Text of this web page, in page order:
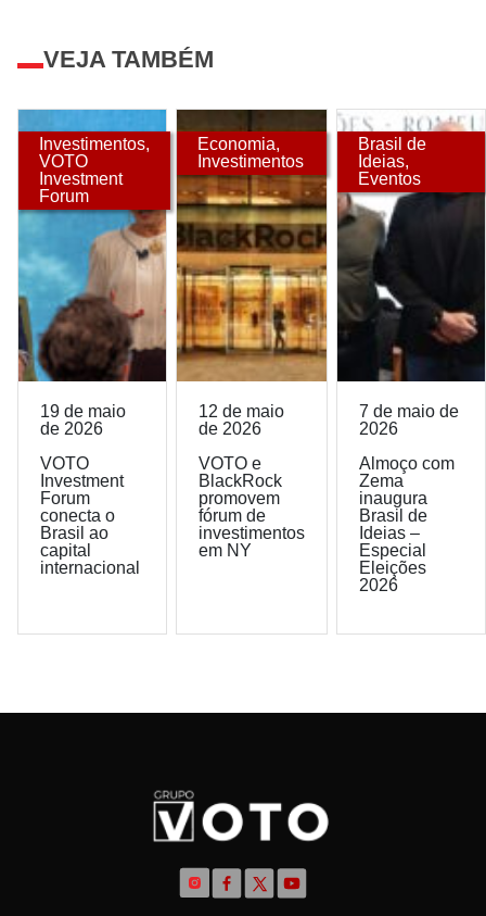
VEJA TAMBÉM
Investimentos,
VOTO
Investment
Forum
19 de maio
de 2026
VOTO
Investment
Forum
conecta o
Brasil ao
capital
internacional
Economia,
Investimentos
12 de maio
de 2026
VOTO e
BlackRock
promovem
fórum de
investimentos
em NY
Brasil de
Ideias,
Eventos
7 de maio de
2026
Almoço com
Zema
inaugura
Brasil de
Ideias –
Especial
Eleições
2026